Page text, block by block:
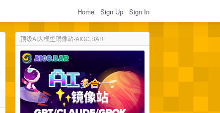
Home Sign Up Sign In
顶级AI大模型镜像站-AIGC.BAR